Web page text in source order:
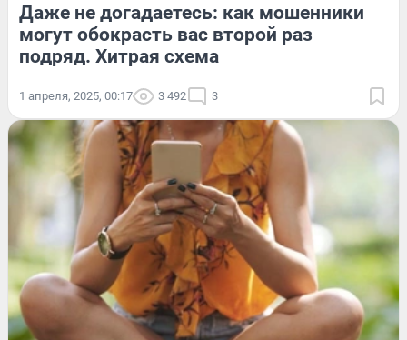
Даже не догадаетесь: как мошенники
могут обокрасть вас второй раз
подряд. Хитрая схема
1 апреля, 2025, 00:17 3 492 3